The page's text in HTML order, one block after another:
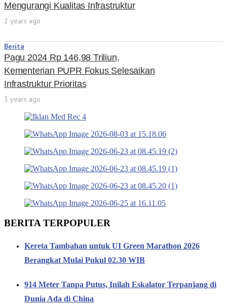
Mengurangi Kualitas Infrastruktur
2 years ago
Berita
Pagu 2024 Rp 146,98 Triliun,
Kementerian PUPR Fokus Selesaikan
Infrastruktur Prioritas
3 years ago
BERITA TERPOPULER
Kereta Tambahan untuk UI Green Marathon 2026
Berangkat Mulai Pukul 02.30 WIB
914 Meter Tanpa Putus, Inilah Eskalator Terpanjang di
Dunia Ada di China